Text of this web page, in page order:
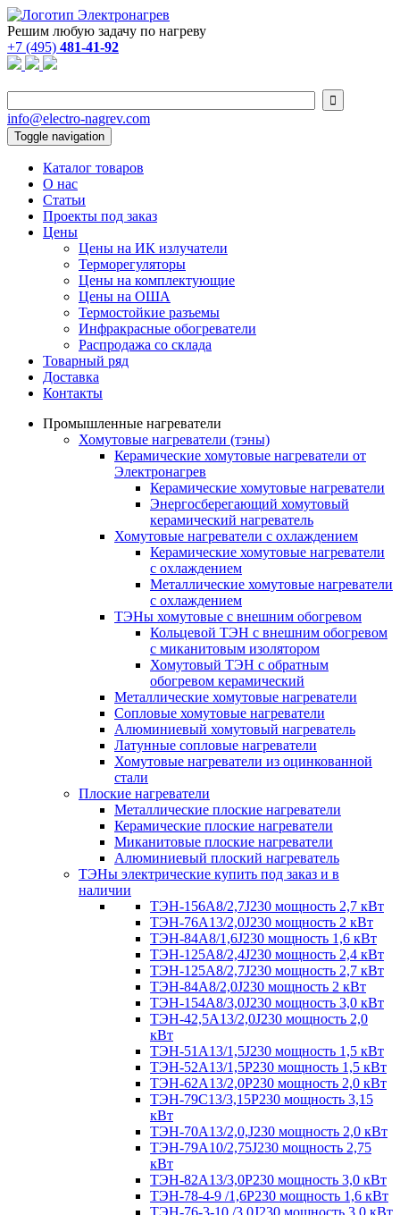
Решим любую задачу по нагреву
+7 (495) 481-41-92

info@electro-nagrev.com
Toggle navigation
Каталог товаров
О нас
Статьи
Проекты под заказ
Цены
Цены на ИК излучатели
Терморегуляторы
Цены на комплектующие
Цены на ОША
Термостойкие разъемы
Инфракрасные обогреватели
Распродажа со склада
Товарный ряд
Доставка
Контакты
Промышленные нагреватели
Хомутовые нагреватели (тэны)
Керамические хомутовые нагреватели от
Электронагрев
Керамические хомутовые нагреватели
Энергосберегающий хомутовый
керамический нагреватель
Хомутовые нагреватели с охлаждением
Керамические хомутовые нагреватели
с охлаждением
Металлические хомутовые нагреватели
с охлаждением
ТЭНы хомутовые с внешним обогревом
Кольцевой ТЭН с внешним обогревом
с миканитовым изолятором
Хомутовый ТЭН с обратным
обогревом керамический
Металлические хомутовые нагреватели
Сопловые хомутовые нагреватели
Алюминиевый хомутовый нагреватель
Латунные сопловые нагреватели
Хомутовые нагреватели из оцинкованной
стали
Плоские нагреватели
Металлические плоские нагреватели
Керамические плоские нагреватели
Миканитовые плоские нагреватели
Алюминиевый плоский нагреватель
ТЭНы электрические купить под заказ и в
наличии
ТЭН-156А8/2,7J230 мощность 2,7 кВт
ТЭН-76А13/2,0J230 мощность 2 кВт
ТЭН-84А8/1,6J230 мощность 1,6 кВт
ТЭН-125А8/2,4J230 мощность 2,4 кВт
ТЭН-125А8/2,7J230 мощность 2,7 кВт
ТЭН-84А8/2,0J230 мощность 2 кВт
ТЭН-154А8/3,0J230 мощность 3,0 кВт
ТЭН-42,5А13/2,0J230 мощность 2,0
кВт
ТЭН-51А13/1,5J230 мощность 1,5 кВт
ТЭН-52А13/1,5Р230 мощность 1,5 кВт
ТЭН-62А13/2,0Р230 мощность 2,0 кВт
ТЭН-79С13/3,15Р230 мощность 3,15
кВт
ТЭН-70А13/2,0,J230 мощность 2,0 кВт
ТЭН-79А10/2,75J230 мощность 2,75
кВт
ТЭН-82А13/3,0Р230 мощность 3,0 кВт
ТЭН-78-4-9 /1,6P230 мощность 1,6 кВт
ТЭН-76-3-10 /3,0J230 мощность 3.0 кВт